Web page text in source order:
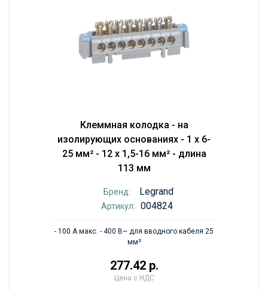
Клеммная колодка - на
изолирующих основаниях - 1 x 6-
25 мм² - 12 x 1,5-16 мм² - длина
113 мм
Бренд: Legrand
Артикул: 004824
- 100 А макс. - 400 В~ для вводного кабеля 25
мм²
277.42 р.
Цена с НДС